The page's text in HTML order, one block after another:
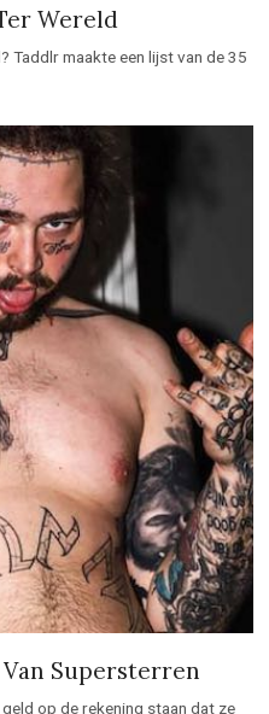
Wereld
Taddlr maakte een lijst van de 35
Van Supersterren
op de rekening staan dat ze